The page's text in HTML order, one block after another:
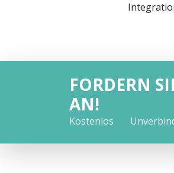
FORDERN
AN!
Kostenlos